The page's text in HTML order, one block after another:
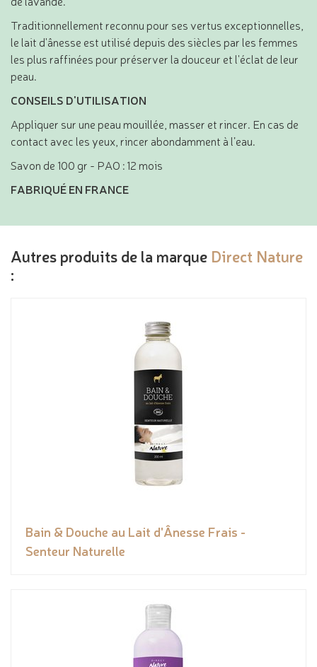
Traditionnellement reconnu pour ses vertus exceptionnelles,
le lait d'ânesse est utilisé depuis des siècles par les femmes
les plus raffinées pour préserver la douceur et l'éclat de leur
peau.
CONSEILS D'UTILISATION
Appliquer sur une peau mouillée, masser et rincer. En cas de
contact avec les yeux, rincer abondamment à l’eau.
Savon de 100 gr - PAO : 12 mois
FABRIQUÉ EN FRANCE
Autres produits de la marque Direct Nature
:
Bain & Douche au Lait d'Ânesse Frais -
Senteur Naturelle